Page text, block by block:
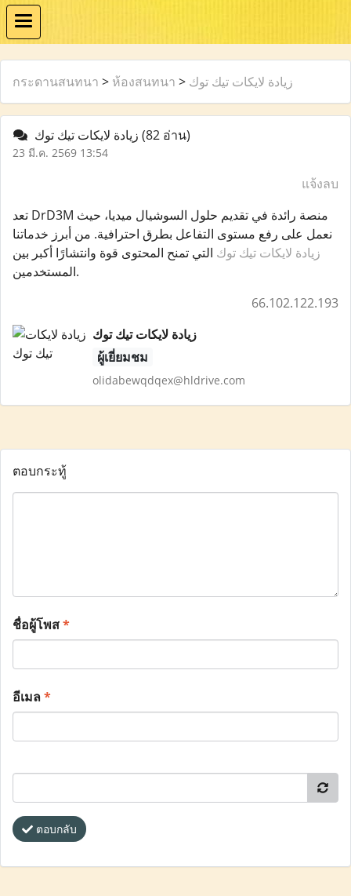
กระดานสนทนา > ห้องสนทนา > زيادة لايكات تيك توك
(82 อ่าน)
23 มี.ค. 2569 13:54
แจ้งลบ
تعد DrD3M منصة رائدة في تقديم حلول السوشيال ميديا، حيث
نعمل على رفع مستوى التفاعل بطرق احترافية. من أبرز خدماتنا
زيادة لايكات تيك توك التي تمنح المحتوى قوة وانتشارًا أكبر بين
المستخدمين.
66.102.122.193
زيادة لايكات تيك توك
ผู้เยี่ยมชม
olidabewqdqex@hldrive.com
ตอบกระทู้
ชื่อผู้โพส*
อีเมล*
ตอบกลับ